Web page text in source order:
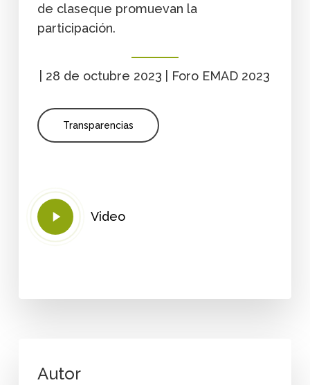
de claseque promuevan la
participación.
| 28 de octubre 2023 | Foro EMAD 2023
Transparencias
Play
Video
Video
Autor